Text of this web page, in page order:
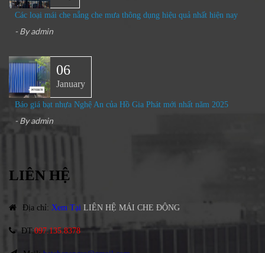
Các loại mái che nắng che mưa thông dụng hiệu quả nhất hiện nay
- Byadmin
06
January
Báo giá bạt nhựa Nghệ An của Hồ Gia Phát mới nhất năm 2025
- Byadmin
LIÊN HỆ
Địa chỉ: Xem Tại LIÊN HỆ MÁI CHE ĐỘNG
ĐT:097.135.8378